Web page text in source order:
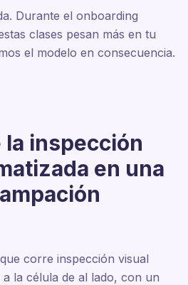
Durante el onboarding
clases pesan más en tu
el modelo en consecuencia.
la inspección
en una
corre inspección visual
la célula de al lado, con un